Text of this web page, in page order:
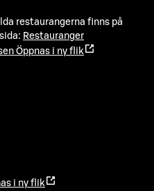
restaurangerna finns på
Restauranger
Öppnas i ny flik
i ny flik